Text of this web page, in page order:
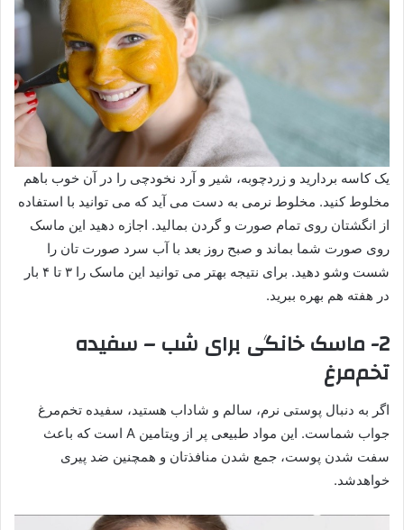
یک کاسه بردارید و زردچوبه، شیر و آرد نخودچی را در آن خوب باهم
مخلوط کنید. مخلوط نرمی به دست می آید که می توانید با استفاده
از انگشتان روی تمام صورت و گردن بمالید. اجازه دهید این ماسک
روی صورت شما بماند و صبح روز بعد با آب سرد صورت تان را
شست وشو دهید. برای نتیجه بهتر می توانید این ماسک را ۳ تا ۴ بار
در هفته هم بهره ببرید.
2- ماسک خانگی برای شب – سفیده
تخم‌مرغ
اگر به دنبال پوستی نرم، سالم و شاداب هستید، سفیده تخم‌مرغ
جواب شماست. این مواد طبیعی پر از ویتامین A است که باعث
سفت شدن پوست، جمع شدن منافذتان و همچنین ضد پیری
خواهدشد.